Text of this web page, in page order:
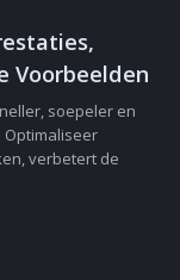
Voorbeelden
soepeler en
verbetert de